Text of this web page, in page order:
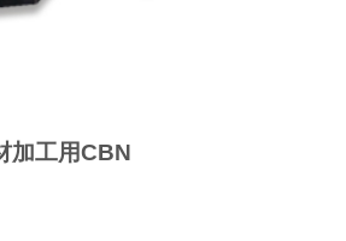
加工用CBN